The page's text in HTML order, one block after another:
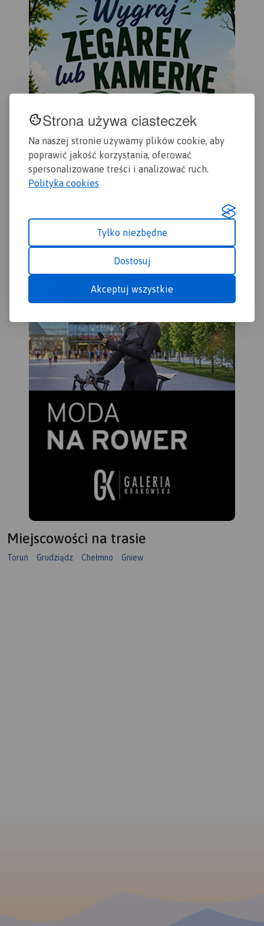
Strona używa ciasteczek
Na naszej stronie używamy plików cookie, aby
poprawić jakość korzystania, oferować
spersonalizowane treści i analizować ruch.
Polityka cookies
Tylko niezbędne
Dostosuj
Akceptuj wszystkie
na trasie spływu, pola
biwakowe. Mapa jest
zorientowana zgodnie z
kierunkiem płynięcia.
na trasie spływu, pola
biwakowe. Mapa jest
zorientowana zgodnie z
kierunkiem płynięcia.
Miejscowości na trasie
Toruń Grudziądz Chełmno Gniew